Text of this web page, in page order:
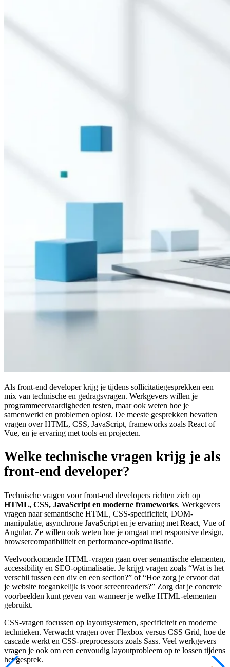
Als front-end developer krijg je tijdens sollicitatiegesprekken een
mix van technische en gedragsvragen. Werkgevers willen je
programmeervaardigheden testen, maar ook weten hoe je
samenwerkt en problemen oplost. De meeste gesprekken bevatten
vragen over HTML, CSS, JavaScript, frameworks zoals React of
Vue, en je ervaring met tools en projecten.
Welke technische vragen krijg je als
front-end developer?
Technische vragen voor front-end developers richten zich op
HTML, CSS, JavaScript en moderne frameworks. Werkgevers
vragen naar semantische HTML, CSS-specificiteit, DOM-
manipulatie, asynchrone JavaScript en je ervaring met React, Vue of
Angular. Ze willen ook weten hoe je omgaat met responsive design,
browsercompatibiliteit en performance-optimalisatie.
Veelvoorkomende HTML-vragen gaan over semantische elementen,
accessibility en SEO-optimalisatie. Je krijgt vragen zoals “Wat is het
verschil tussen een div en een section?” of “Hoe zorg je ervoor dat
je website toegankelijk is voor screenreaders?” Zorg dat je concrete
voorbeelden kunt geven van wanneer je welke HTML-elementen
gebruikt.
CSS-vragen focussen op layoutsystemen, specificiteit en moderne
technieken. Verwacht vragen over Flexbox versus CSS Grid, hoe de
cascade werkt en CSS-preprocessors zoals Sass. Veel werkgevers
vragen je ook om een eenvoudig layoutprobleem op te lossen tijdens
het gesprek.